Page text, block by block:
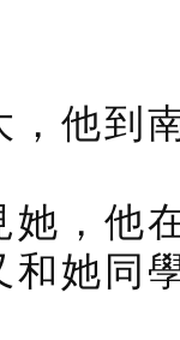
，他到
她，他
和她同